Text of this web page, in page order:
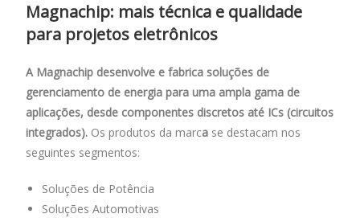
Magnachip: mais técnica e qualidade
para projetos eletrônicos
A Magnachip desenvolve e fabrica soluções de
gerenciamento de energia para uma ampla gama de
aplicações, desde componentes discretos até ICs (circuitos
integrados). Os produtos da marca se destacam nos
seguintes segmentos:
Soluções de Potência
Soluções Automotivas